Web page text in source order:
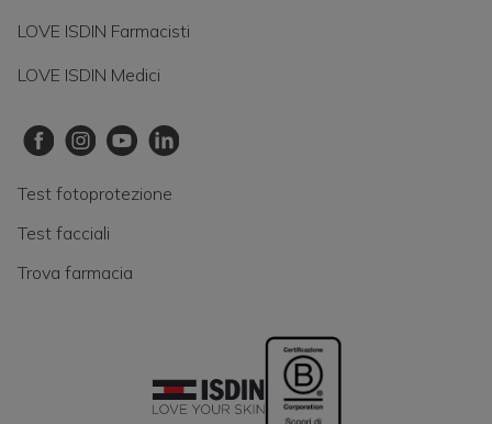
LOVE ISDIN Farmacisti
LOVE ISDIN Medici
Test fotoprotezione
Test facciali
Trova farmacia